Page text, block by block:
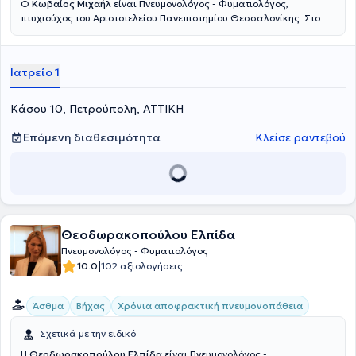
Ο Κωβαίος Μιχαήλ είναι Πνευμονολόγος - Φυματιολόγος,
πτυχιούχος του Αριστοτελείου Πανεπιστημίου Θεσσαλονίκης. Στο
προσφέρει εξειδικευμένες υπηρεσίες για την πρόληψη, διάγνωση
παθήσεων των πνευμόνων, όπως σπιρομέτρηση, οξυμετρία, μελέτη
ύπνου και μέτρηση λειτουργίας αναπνευστικών μυών. Παράλληλα,
προσφέρει συμβουλευτικές υπηρεσίες για τη διακοπή καπνίσματος,
για την πρόληψη και αντιμετώπιση της ΧΑΠ, καθώς και του
βρογχικού άσθματος παιδιών και ενηλίκων. Επιπλέον, ο ιατρός
παρακολουθεί και ελέγχει περιστατικά διάμεσων και
Συλλόγου Αθηνών, της Ελληνικής Πνευμονολογικής Εταιρείας, της
Ιατρείο 1
Κάσου 10, Πετρούπολη, ΑΤΤΙΚΗ
Επόμενη διαθεσιμότητα
Κλείσε ραντεβού
Θεοδωρακοπούλου Ελπίδα
Πνευμονολόγος - Φυματιολόγος
10.0|102 αξιολογήσεις
Άσθμα Βήχας Χρόνια αποφρακτική πνευμονοπάθεια
Σχετικά με την ειδικό